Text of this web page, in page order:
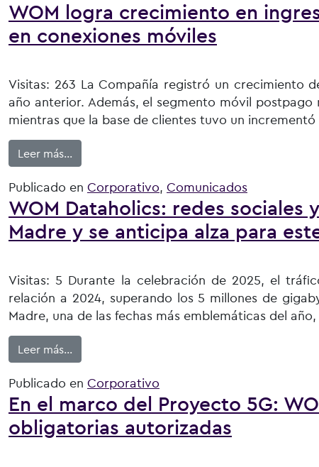
WOM logra crecimiento en
en conexiones móviles
Visitas: 263 La Compañía registró un crecimiento
año anterior. Además, el segmento móvil postpago
mientras que la base de clientes tuvo un
Leer más…
Publicado en Corporativo, Comunicados
WOM Dataholics: redes sociales
Madre y se anticipa alza para
Visitas: 5 Durante la celebración de 2025, el
relación a 2024, superando los 5 millones de
Madre, una de las fechas más emblemáticas del
Leer más…
Publicado en Corporativo
En el marco del Proyecto 5G:
obligatorias autorizadas